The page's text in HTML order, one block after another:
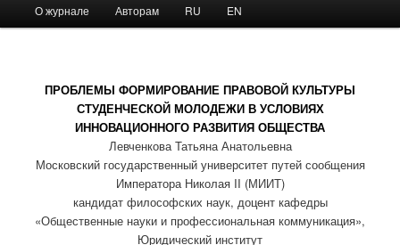
Skip to primary content
Skip to secondary content
О журнале Авторам RU EN
ПРОБЛЕМЫ ФОРМИРОВАНИЕ ПРАВОВОЙ КУЛЬТУРЫ
СТУДЕНЧЕСКОЙ МОЛОДЕЖИ В УСЛОВИЯХ
ИННОВАЦИОННОГО РАЗВИТИЯ ОБЩЕСТВА
Левченкова Татьяна Анатольевна
Московский государственный университет путей сообщения
Императора Николая II (МИИТ)
кандидат философских наук, доцент кафедры
«Общественные науки и профессиональная коммуникация»,
Юридический институт